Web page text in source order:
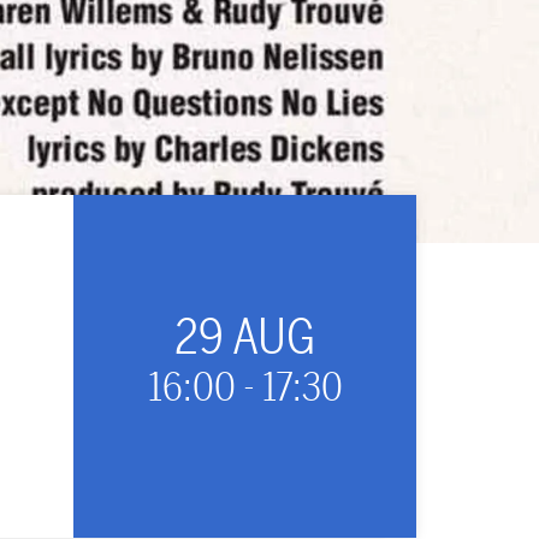
29 AUG
16:00- 17:30